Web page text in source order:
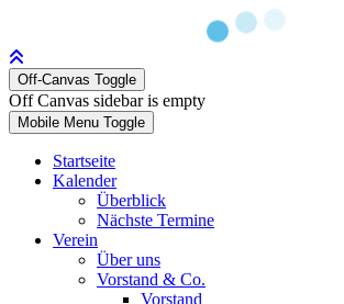
Off-Canvas Toggle
Off Canvas sidebar is empty
Mobile Menu Toggle
Startseite
Kalender
Überblick
Nächste Termine
Verein
Über uns
Vorstand & Co.
Vorstand